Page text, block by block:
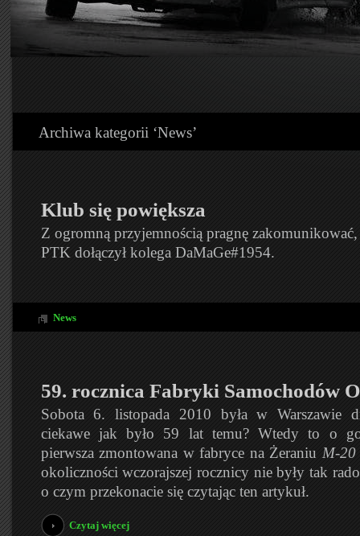
Archiwa kategorii ‘News’
Klub się powiększa
Z ogromną przyjemnością pragnę
PTK dołączył kolega DaMaGe#1954.
News
59. rocznica Fabryki Samochodów
Sobota 6. listopada 2010 była w Warszawie
ciekawe jak było 59 lat temu? Wtedy to o
pierwsza zmontowana w fabryce na ŻeraniuM-20
okoliczności wczorajszej rocznicy nie były tak
o czym przekonacie się czytając ten artykuł.
Czytaj więcej